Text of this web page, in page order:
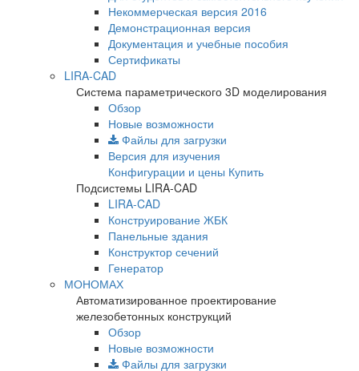
Некоммерческая версия 2016
Демонстрационная версия
Документация и учебные пособия
Сертификаты
LIRA-CAD
Система параметрического 3D моделирования
Обзор
Новые возможности
Файлы для загрузки
Версия для изучения
Конфигурации и цены Купить
Подсистемы LIRA-CAD
LIRA-CAD
Конструирование ЖБК
Панельные здания
Конструктор сечений
Генератор
МОНОМАХ
Автоматизированное проектирование
железобетонных конструкций
Обзор
Новые возможности
Файлы для загрузки